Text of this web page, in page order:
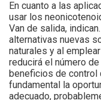
En cuanto a las
usar los
Van de salida,
alternativas nuevas
naturales y al
reducirá el número
beneficios de control
fundamental la
adecuado,